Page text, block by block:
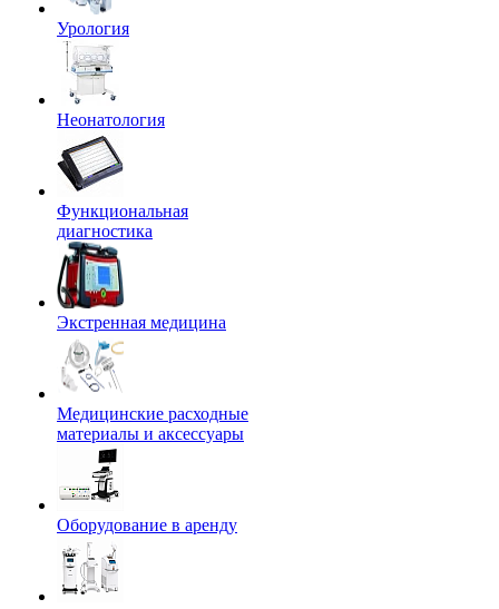
Урология
Неонатология
Функциональная
диагностика
Экстренная медицина
Медицинские расходные
материалы и аксессуары
Оборудование в аренду